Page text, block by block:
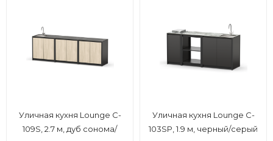
Уличная кухня Lounge C-
109S, 2.7 м, дуб сонома/
Уличная кухня Lounge C-
103SP, 1.9 м, черный/серый